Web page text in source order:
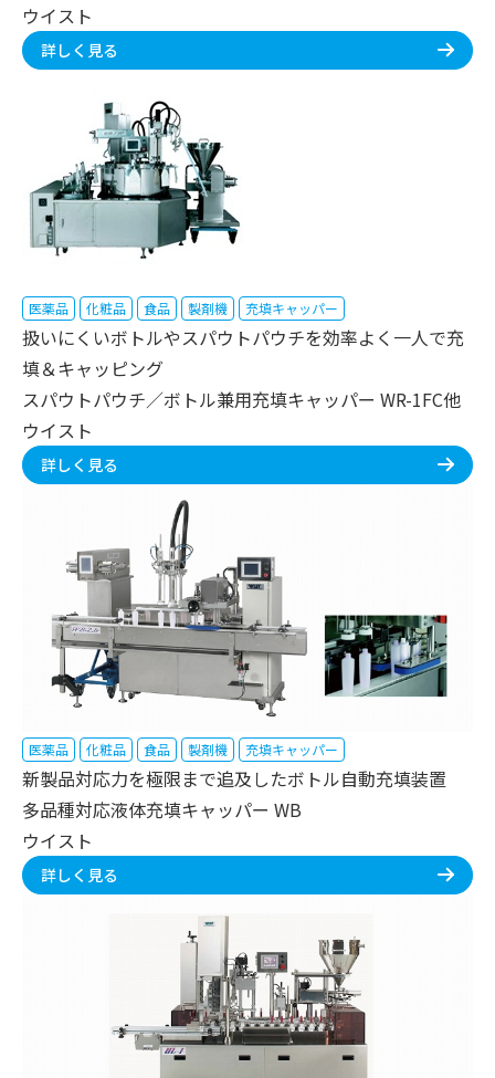
ウイスト
詳しく見る
医薬品 化粧品 食品 製剤機 充填キャッパー
扱いにくいボトルやスパウトパウチを効率よく一人で充
填＆キャッピング
スパウトパウチ／ボトル兼用充填キャッパー WR-1FC他
ウイスト
詳しく見る
医薬品 化粧品 食品 製剤機 充填キャッパー
新製品対応力を極限まで追及したボトル自動充填装置
多品種対応液体充填キャッパー WB
ウイスト
詳しく見る